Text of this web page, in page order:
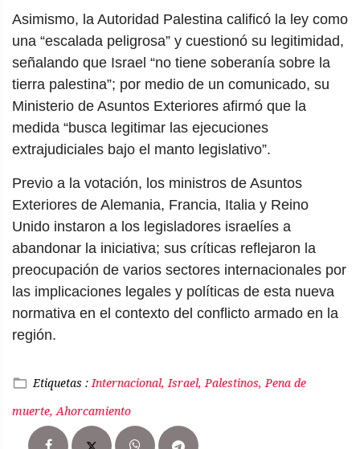
Asimismo, la Autoridad Palestina calificó la ley como
una “escalada peligrosa” y cuestionó su legitimidad,
señalando que Israel “no tiene soberanía sobre la
tierra palestina”; por medio de un comunicado, su
Ministerio de Asuntos Exteriores afirmó que la
medida “busca legitimar las ejecuciones
extrajudiciales bajo el manto legislativo”.
Previo a la votación, los ministros de Asuntos
Exteriores de Alemania, Francia, Italia y Reino
Unido instaron a los legisladores israelíes a
abandonar la iniciativa; sus críticas reflejaron la
preocupación de varios sectores internacionales por
las implicaciones legales y políticas de esta nueva
normativa en el contexto del conflicto armado en la
región.
Etiquetas : Internacional, Israel, Palestinos, Pena de
muerte, Ahorcamiento